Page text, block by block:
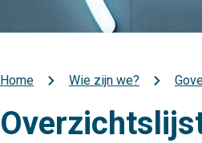
Kruimelpad
Home Wie zijn we?